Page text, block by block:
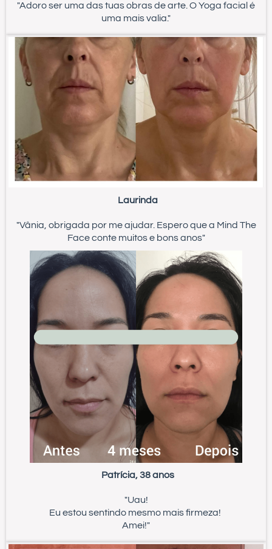
"Adoro ser uma das tuas obras de arte. O Yoga facial é
uma mais valia."
Laurinda
"Vânia, obrigada por me ajudar. Espero que a Mind The
Face conte muitos e bons anos"
Patrícia, 38 anos
"Uau!
Eu estou sentindo mesmo mais firmeza!
Amei!"